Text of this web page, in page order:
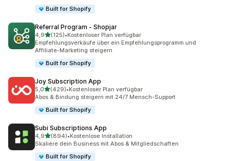
Built for Shopify
Referral Program ‑ Shopjar
4,9von 5 Sternen
(125)
125 Rezensionen insgesamt
•Kostenloser Plan verfügbar
Empfehlungsverkäufe über ein Empfehlungsprogramm und
Affiliate-Marketing steigern
Built for Shopify
Joy Subscription App
5,0von 5 Sternen
(429)
429 Rezensionen insgesamt
•Kostenloser Plan verfügbar
Abos & Bindung steigern mit 24/7 Mensch-Support
Built for Shopify
Subi Subscriptions App
4,9von 5 Sternen
(894)
894 Rezensionen insgesamt
•Kostenlose Installation
Skaliere dein Business mit Abos & Mitgliedschaften
Built for Shopify